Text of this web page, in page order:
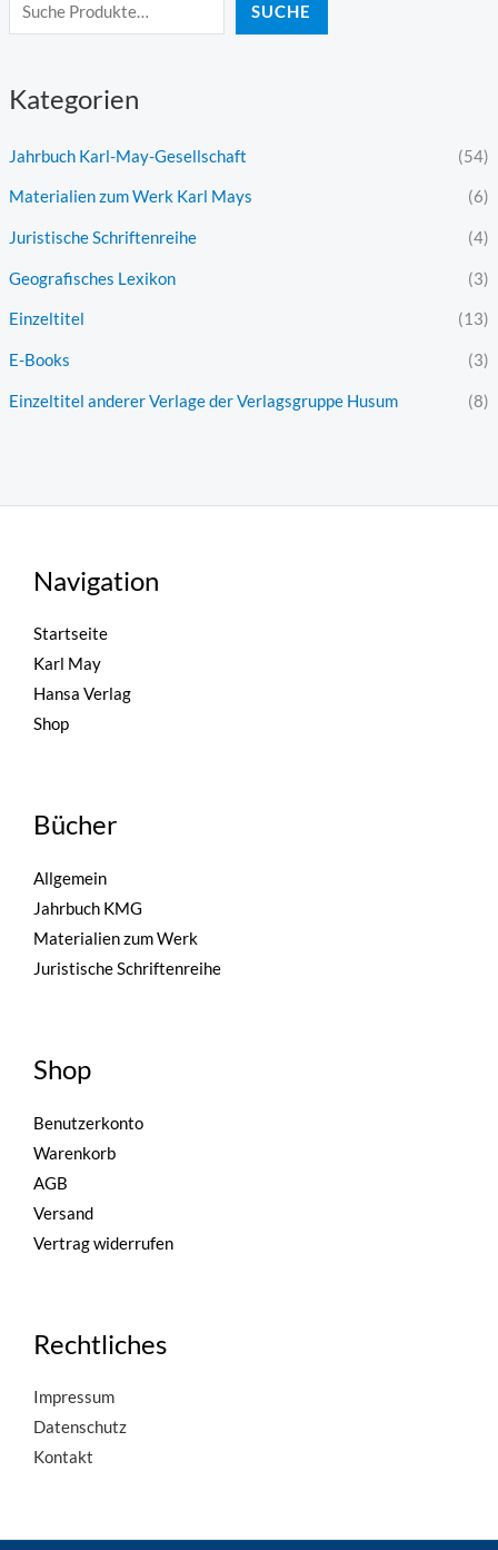
SUCHE
Kategorien
Jahrbuch Karl-May-Gesellschaft (54)
Materialien zum Werk Karl Mays (6)
Juristische Schriftenreihe (4)
Geografisches Lexikon (3)
Einzeltitel (13)
E-Books (3)
Einzeltitel anderer Verlage der Verlagsgruppe Husum (8)
Navigation
Startseite
Karl May
Hansa Verlag
Shop
Bücher
Allgemein
Jahrbuch KMG
Materialien zum Werk
Juristische Schriftenreihe
Shop
Benutzerkonto
Warenkorb
AGB
Versand
Vertrag widerrufen
Rechtliches
Impressum
Datenschutz
Kontakt